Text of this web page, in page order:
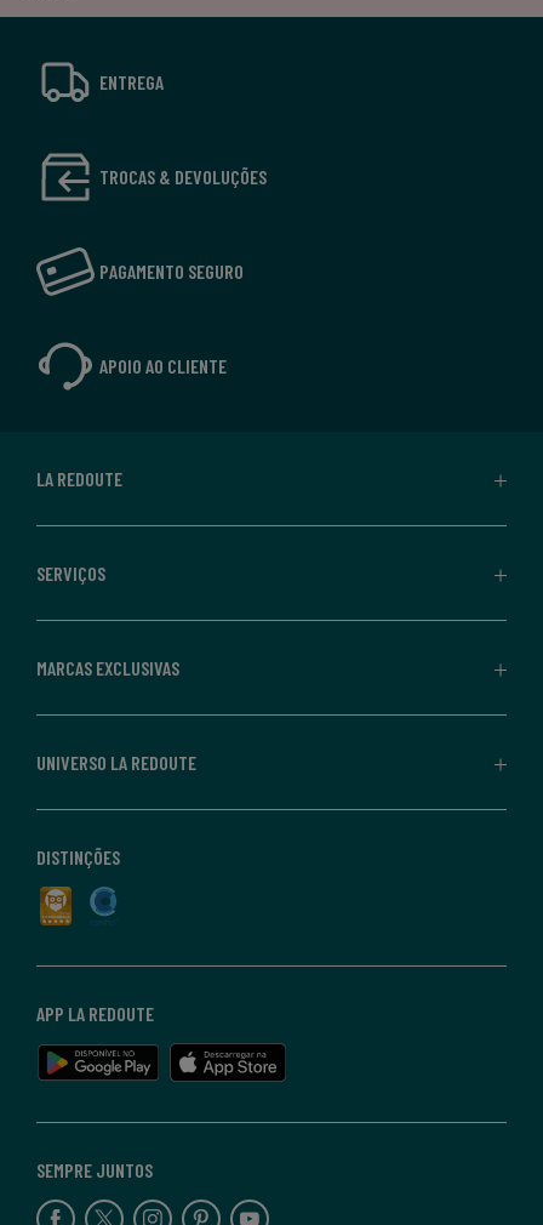
ENTREGA
TROCAS & DEVOLUÇÕES
PAGAMENTO SEGURO
APOIO AO CLIENTE
LA REDOUTE
SERVIÇOS
MARCAS EXCLUSIVAS
UNIVERSO LA REDOUTE
SEMPRE JUNTOS
APP LA REDOUTE
DISTINÇÕES